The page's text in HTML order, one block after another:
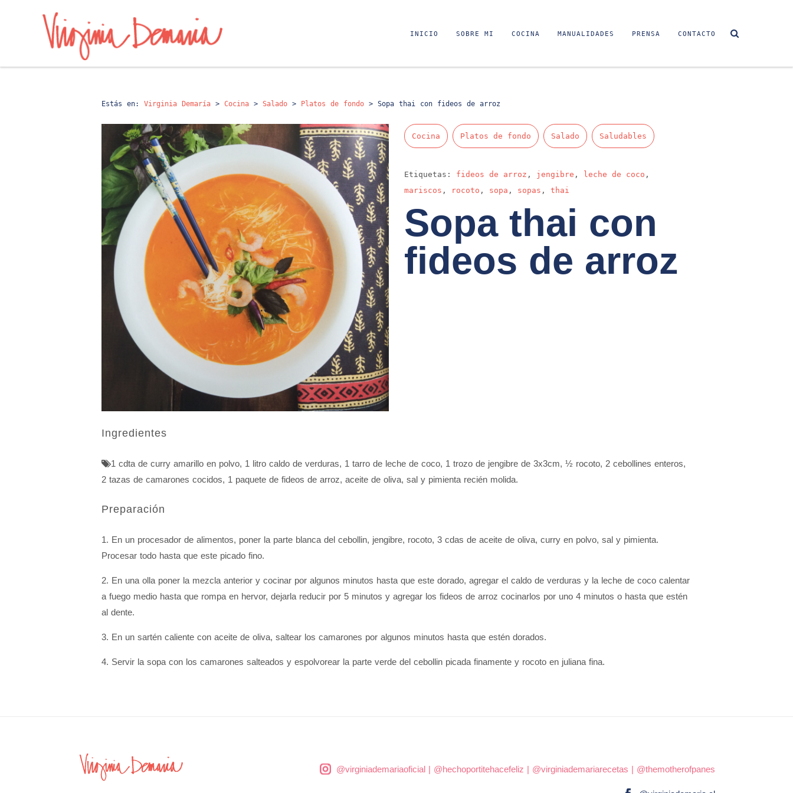
INICIO SOBRE MI COCINA MANUALIDADES PRENSA CONTACTO
Estás en: Virginia Demaría > Cocina > Salado > Platos de fondo > Sopa thai con fideos de arroz
Cocina Platos de fondo Salado Saludables
Etiquetas: fideos de arroz , jengibre , leche de coco ,
mariscos , rocoto , sopa , sopas , thai
Sopa thai con
fideos de arroz
Ingredientes
1 cdta de curry amarillo en polvo, 1 litro caldo de verduras, 1 tarro de leche de coco, 1 trozo de jengibre de 3x3cm, ½ rocoto, 2 cebollines enteros,
2 tazas de camarones cocidos, 1 paquete de fideos de arroz, aceite de oliva, sal y pimienta recién molida.
Preparación
1. En un procesador de alimentos, poner la parte blanca del cebollin, jengibre, rocoto, 3 cdas de aceite de oliva, curry en polvo, sal y pimienta.
Procesar todo hasta que este picado fino.
2. En una olla poner la mezcla anterior y cocinar por algunos minutos hasta que este dorado, agregar el caldo de verduras y la leche de coco calentar
a fuego medio hasta que rompa en hervor, dejarla reducir por 5 minutos y agregar los fideos de arroz cocinarlos por uno 4 minutos o hasta que estén
al dente.
3. En un sartén caliente con aceite de oliva, saltear los camarones por algunos minutos hasta que estén dorados.
4. Servir la sopa con los camarones salteados y espolvorear la parte verde del cebollin picada finamente y rocoto en juliana fina.
@virginiademariaoficial| @hechoportitehacefeliz | @virginiademariarecetas | @themotherofpanes